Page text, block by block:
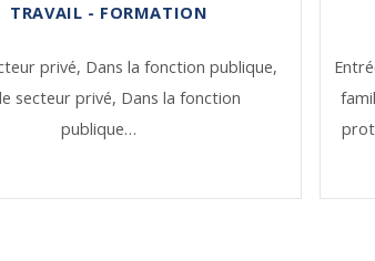
TRAVAIL - FORMATION
privé, Dans la fonction publique,
secteur privé, Dans la fonction
publique…